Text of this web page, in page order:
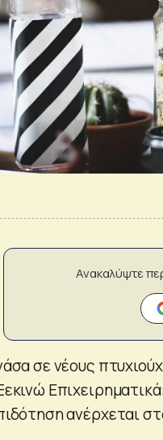
Ανακαλύψτε
σε νέους
ανέρχεται